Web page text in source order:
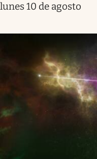
lunes 10 de agosto